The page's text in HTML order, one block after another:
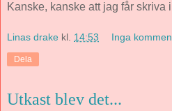
Kanske, kanske att jag får skriva
Linas drake kl. 14:53 Inga
Dela
Utkast blev det...